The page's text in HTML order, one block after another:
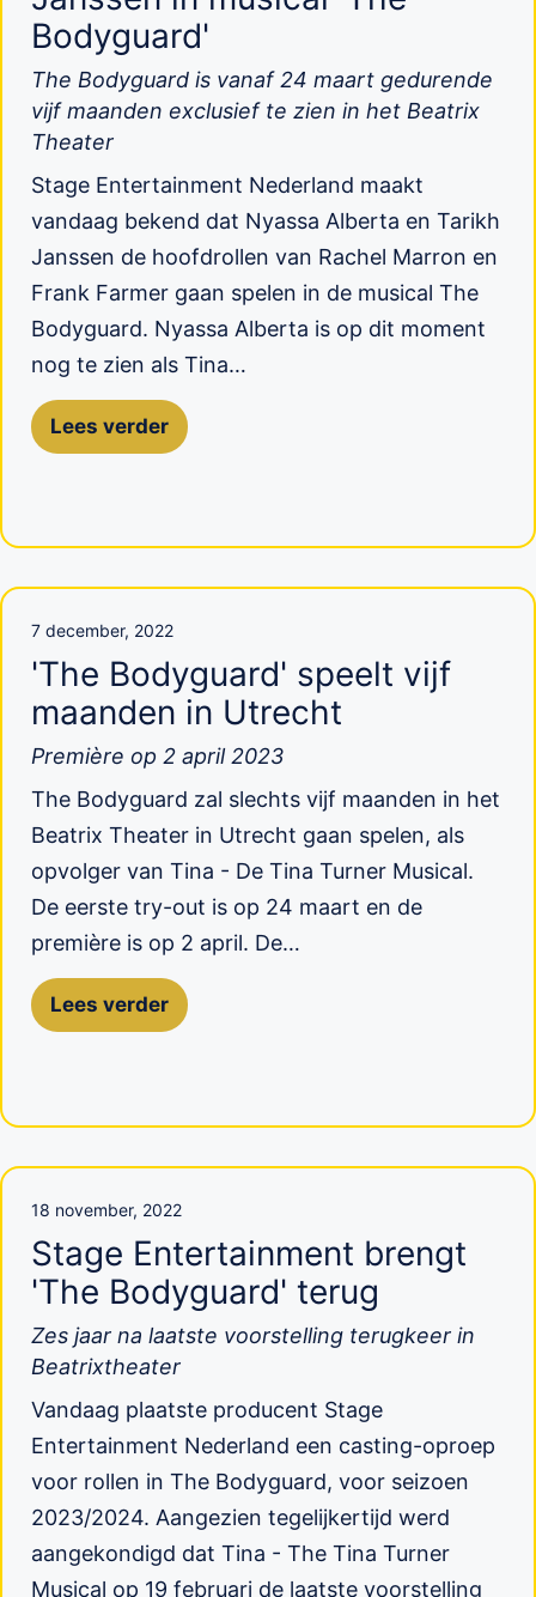
Bodyguard'
The Bodyguard is vanaf 24 maart gedurende
vijf maanden exclusief te zien in het Beatrix
Theater
Stage Entertainment Nederland maakt
vandaag bekend dat Nyassa Alberta en Tarikh
Janssen de hoofdrollen van Rachel Marron en
Frank Farmer gaan spelen in de musical The
Bodyguard. Nyassa Alberta is op dit moment
nog te zien als Tina…
Lees verder
7 december, 2022
'The Bodyguard' speelt vijf
maanden in Utrecht
Première op 2 april 2023
The Bodyguard zal slechts vijf maanden in het
Beatrix Theater in Utrecht gaan spelen, als
opvolger van Tina - De Tina Turner Musical.
De eerste try-out is op 24 maart en de
première is op 2 april. De…
Lees verder
18 november, 2022
Stage Entertainment brengt
'The Bodyguard' terug
Zes jaar na laatste voorstelling terugkeer in
Beatrixtheater
Vandaag plaatste producent Stage
Entertainment Nederland een casting-oproep
voor rollen in The Bodyguard, voor seizoen
2023/2024. Aangezien tegelijkertijd werd
aangekondigd dat Tina - The Tina Turner
Musical op 19 februari de laatste voorstelling